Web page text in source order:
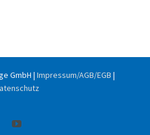
GmbH | Impressum/AGB/EGB |
YouTube